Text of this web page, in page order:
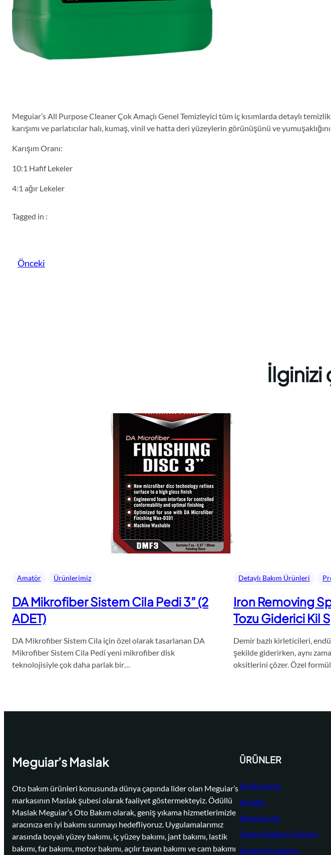
Meguiar’s All Purpose Cleaner Çok Amaçlı Genel Temizleyici tüm iç kısımlarda detaylı
karışımı ve parlatıcılar halı, kumaş, vinil ve hatta deri yüzeylerin görünüşünü ve yumuşaklığını
Karışım Oranı:
10:1 Hafif Lekeler
4:1 ağır Lekeler
Tagged in :
Önceki
Amatör Ürünlerimiz
DA Mikrofiber Sistem Cila Pedi 3” (2
ADET)
DA Mikrofiber Sistem Cila için özel olarak tasarlanan DA
Mikrofiber Sistem Cila Pedi yeni mikrofiber disk
teknolojisiyle çok daha parlak bir…
Detaylı Bakım Ürünleri
Iron Removing
Tozu Giderici Kil
Demir bazlı kirleticileri,
şekilde giderirken, aynı
oksitlerini çözer. Özel
Meguiar’s Maslak
Oto bakım ürünleri konusunda dünya çapında lider olan Meguiar’s
markasının Maslak şubesi olarak faaliyet göstermekteyiz. Ödüllü
Maslak Meguiar’s Oto Bakım olarak, geniş yıkama hizmetlerimizle
aracınıza en iyi bakımı sunmayı hedefliyoruz. Uygulamalarımız
arasında boyalı yüzey bakımı, iç yüzey bakımı, jant bakımı, lastik
bakımı, far bakımı, motor bakımı, açılır tavan bakımı ve cam bakımı
ÜRÜNLER
Profesyonel
Amatör
Aksesuarlar
Detaylı Bakım Ürünleri
Seramik Kaplama